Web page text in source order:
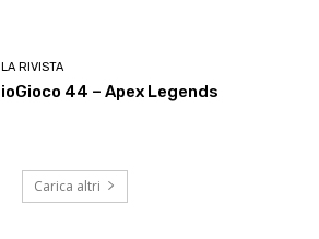
LA RIVISTA
ioGioco 44 – Apex Legends
Carica altri